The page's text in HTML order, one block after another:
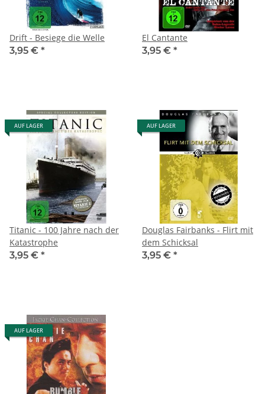
Drift - Besiege die Welle
3,95 € *
El Cantante
3,95 € *
AUF LAGER
Titanic - 100 Jahre nach der
Katastrophe
3,95 € *
AUF LAGER
Douglas Fairbanks - Flirt mit
dem Schicksal
3,95 € *
AUF LAGER